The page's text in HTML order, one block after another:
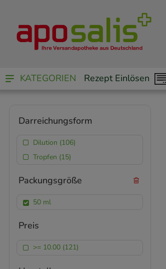
KATEGORIEN Rezept Einlösen
Darreichungsform
Dilution (106)
Tropfen (15)
Packungsgröße
50 ml
Preis
>= 10.00 (121)